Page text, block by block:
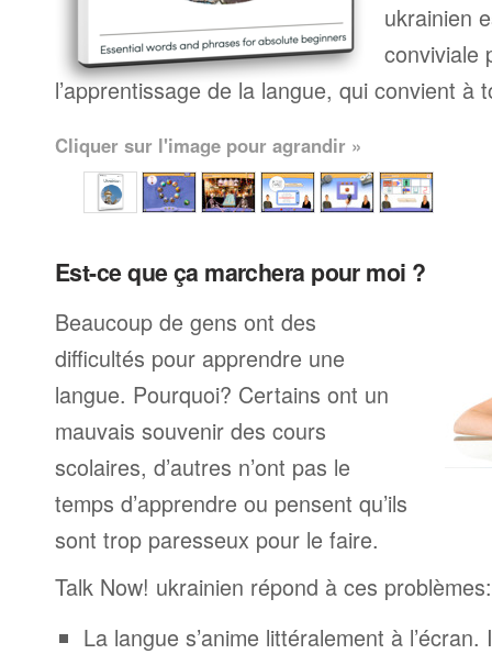
ukrainien
conviviale
l’apprentissage de la langue, qui convient à
Cliquer sur l'image pour agrandir »
Est-ce que ça marchera pour moi ?
Beaucoup de gens ont des
difficultés pour apprendre une
langue. Pourquoi? Certains ont un
mauvais souvenir des cours
scolaires, d’autres n’ont pas le
temps d’apprendre ou pensent qu’ils
sont trop paresseux pour le faire.
Talk Now! ukrainien répond à ces problèmes:
La langue s’anime littéralement à l’écran.